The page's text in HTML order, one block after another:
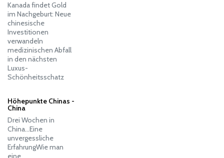
Kanada findet Gold
im Nachgeburt: Neue
chinesische
Investitionen
verwandeln
medizinischen Abfall
in den nächsten
Luxus-
Schönheitsschatz
Höhepunkte Chinas -
China
Drei Wochen in
China…Eine
unvergessliche
ErfahrungWie man
eine